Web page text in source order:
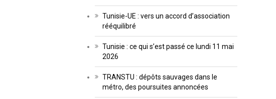
Tunisie-UE : vers un accord d’association
rééquilibré
Tunisie : ce qui s’est passé ce lundi 11 mai
2026
TRANSTU : dépôts sauvages dans le
métro, des poursuites annoncées